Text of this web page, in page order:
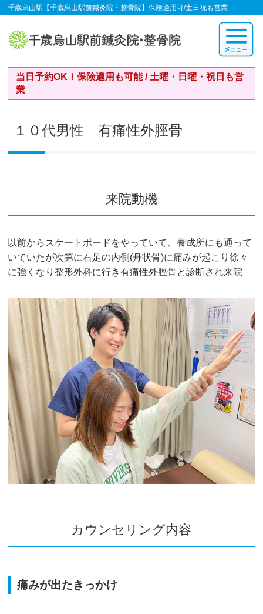
千歳烏山駅【千歳烏山駅前鍼灸院・整骨院】保険適用可/土日祝も営業
当日予約OK！保険適用も可能 / 土曜・日曜・祝日も営
業
１０代男性 有痛性外脛骨
来院動機
以前からスケートボードをやっていて、養成所にも通って
いていたが次第に右足の内側(舟状骨)に痛みが起こり徐々
に強くなり整形外科に行き有痛性外脛骨と診断され来院
カウンセリング内容
痛みが出たきっかけ